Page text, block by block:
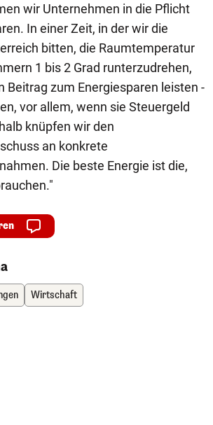
wir Unternehmen in die Pflicht
In einer Zeit, in der wir die
bitten, die Raumtemperatur
1 bis 2 Grad runterzudrehen,
Beitrag zum Energiesparen leisten -
vor allem, wenn sie Steuergeld
knüpfen wir den
an konkrete
Die beste Energie ist die,
Wirtschaft